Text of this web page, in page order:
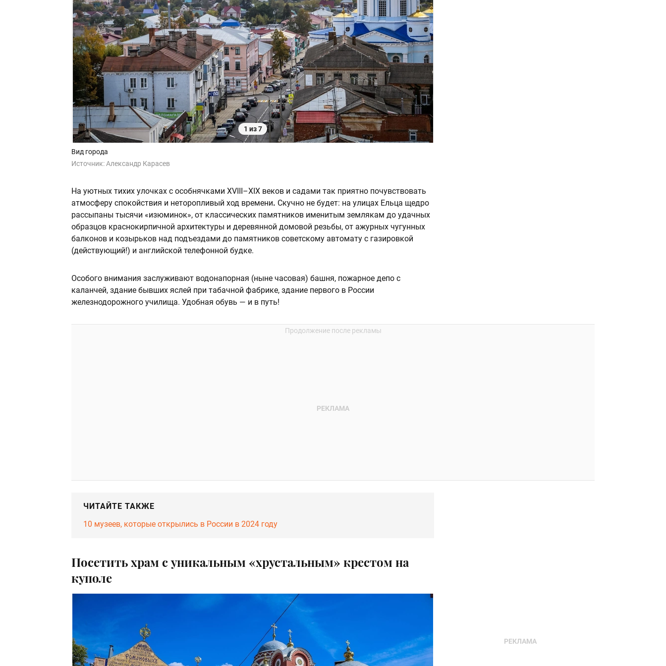
1 из 7
Вид города
Источник:Александр Карасев
На уютных тихих улочках с особнячками XVIII–XIX веков и садами так приятно почувствовать
атмосферу спокойствия и неторопливый ход времени. Скучно не будет: на улицах Ельца щедро
рассыпаны тысячи «изюминок», от классических памятников именитым землякам до удачных
образцов краснокирпичной архитектуры и деревянной домовой резьбы, от ажурных чугунных
балконов и козырьков над подъездами до памятников советскому автомату с газировкой
(действующий!) и английской телефонной будке.
Особого внимания заслуживают водонапорная (ныне часовая) башня, пожарное депо с
каланчей, здание бывших яслей при табачной фабрике, здание первого в России
железнодорожного училища. Удобная обувь — и в путь!
ЧИТАЙТЕ ТАКЖЕ
10 музеев, которые открылись в России в 2024 году
Посетить храм с уникальным «хрустальным» крестом на
куполе